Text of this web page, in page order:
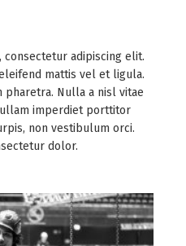
adipiscing elit.
mattis vel et ligula.
pharetra. Nulla a nisl vitae
imperdiet porttitor
non vestibulum orci.
dolor.